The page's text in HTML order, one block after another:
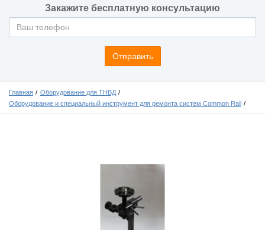
Закажите бесплатную консультацию
Отправить
Главная
Оборудование для ТНВД
Оборудование и специальный инструмент для ремонта систем Common Rail